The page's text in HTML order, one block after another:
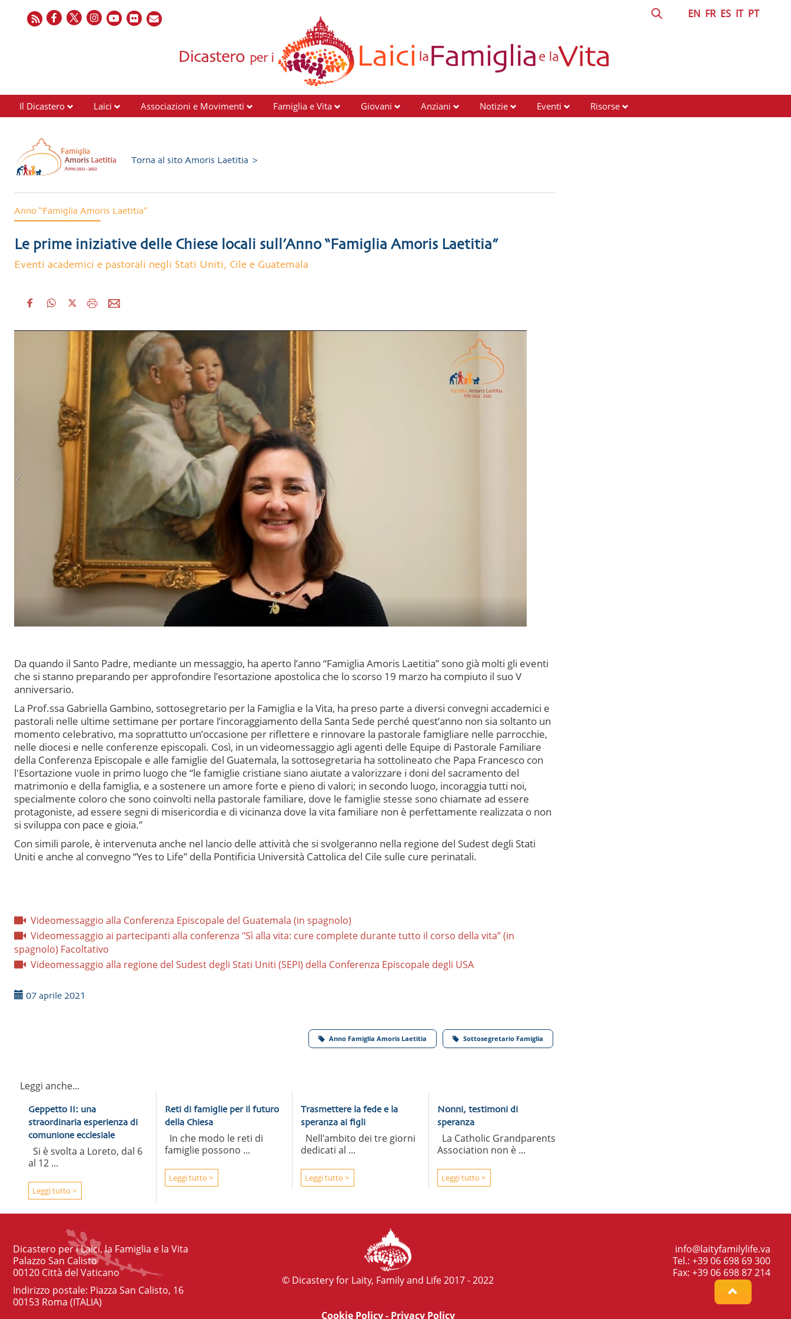
EN FR ES IT PT
Il Dicastero Laici Associazioni e Movimenti Famiglia e Vita Giovani Anziani Notizie Eventi Risorse
Torna al sito Amoris Laetitia >
Anno “Famiglia Amoris Laetitia”
Le prime iniziative delle Chiese locali sull’Anno “Famiglia Amoris Laetitia”
Eventi academici e pastorali negli Stati Uniti, Cile e Guatemala
Da quando il Santo Padre, mediante un messaggio, ha aperto l’anno “Famiglia Amoris Laetitia” sono già molti gli eventi
che si stanno preparando per approfondire l’esortazione apostolica che lo scorso 19 marzo ha compiuto il suo V
anniversario.
La Prof.ssa Gabriella Gambino, sottosegretario per la Famiglia e la Vita, ha preso parte a diversi convegni accademici e
pastorali nelle ultime settimane per portare l’incoraggiamento della Santa Sede perché quest’anno non sia soltanto un
momento celebrativo, ma soprattutto un’occasione per riflettere e rinnovare la pastorale famigliare nelle parrocchie,
nelle diocesi e nelle conferenze episcopali. Così, in un videomessaggio agli agenti delle Equipe di Pastorale Familiare
della Conferenza Episcopale e alle famiglie del Guatemala, la sottosegretaria ha sottolineato che Papa Francesco con
l'Esortazione vuole in primo luogo che “le famiglie cristiane siano aiutate a valorizzare i doni del sacramento del
matrimonio e della famiglia, e a sostenere un amore forte e pieno di valori; in secondo luogo, incoraggia tutti noi,
specialmente coloro che sono coinvolti nella pastorale familiare, dove le famiglie stesse sono chiamate ad essere
protagoniste, ad essere segni di misericordia e di vicinanza dove la vita familiare non è perfettamente realizzata o non
si sviluppa con pace e gioia.”
Con simili parole, è intervenuta anche nel lancio delle attività che si svolgeranno nella regione del Sudest degli Stati
Uniti e anche al convegno “Yes to Life” della Pontificia Università Cattolica del Cile sulle cure perinatali.
Videomessaggio alla Conferenza Episcopale del Guatemala (in spagnolo)
Videomessaggio ai partecipanti alla conferenza "Sì alla vita: cure complete durante tutto il corso della vita” (in
spagnolo) Facoltativo
Videomessaggio alla regione del Sudest degli Stati Uniti (SEPI) della Conferenza Episcopale degli USA
07 aprile 2021
Sottosegretario Famiglia
Anno Famiglia Amoris Laetitia
Leggi anche...
Geppetto II: una
straordinaria esperienza di
comunione ecclesiale
Si è svolta a Loreto, dal 6
al 12 ...
Leggi tutto >
Reti di famiglie per il futuro
della Chiesa
In che modo le reti di
famiglie possono ...
Leggi tutto >
Trasmettere la fede e la
speranza ai figli
Nell'ambito dei tre giorni
dedicati al ...
Leggi tutto >
Nonni, testimoni di
speranza
La Catholic Grandparents
Association non è ...
Leggi tutto >
Dicastero per i Laici, la Famiglia e la Vita
Palazzo San Calisto
00120 Città del Vaticano
Indirizzo postale: Piazza San Calisto, 16
00153 Roma (ITALIA)
© Dicastery for Laity, Family and Life 2017 - 2022
Cookie Policy- Privacy Policy
info@laityfamilylife.va
Tel.: +39 06 698 69 300
Fax: +39 06 698 87 214